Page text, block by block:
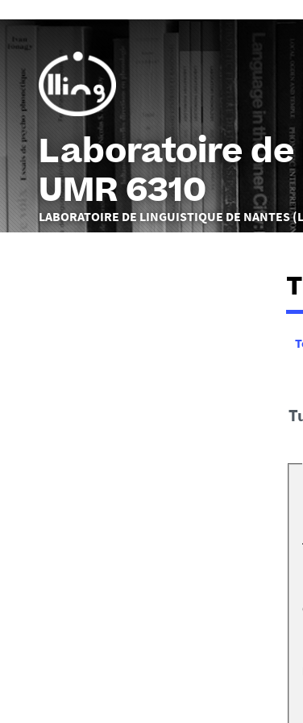
Laboratoire
UMR 6310
Vous
êtes
LABORATOIRE DE LINGUISTIQUE DE NANTES